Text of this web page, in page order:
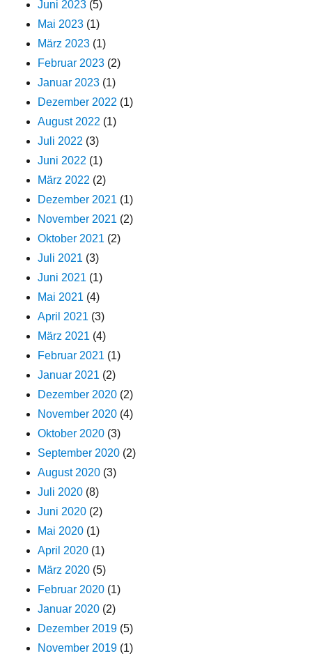
Juni 2023 (5)
Mai 2023 (1)
März 2023 (1)
Februar 2023 (2)
Januar 2023 (1)
Dezember 2022 (1)
August 2022 (1)
Juli 2022 (3)
Juni 2022 (1)
März 2022 (2)
Dezember 2021 (1)
November 2021 (2)
Oktober 2021 (2)
Juli 2021 (3)
Juni 2021 (1)
Mai 2021 (4)
April 2021 (3)
März 2021 (4)
Februar 2021 (1)
Januar 2021 (2)
Dezember 2020 (2)
November 2020 (4)
Oktober 2020 (3)
September 2020 (2)
August 2020 (3)
Juli 2020 (8)
Juni 2020 (2)
Mai 2020 (1)
April 2020 (1)
März 2020 (5)
Februar 2020 (1)
Januar 2020 (2)
Dezember 2019 (5)
November 2019 (1)